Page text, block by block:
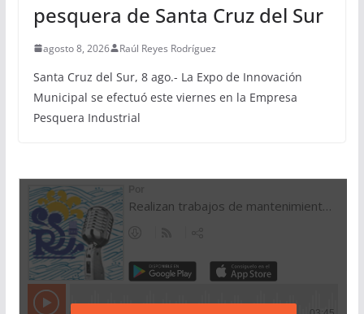
pesquera de Santa Cruz del Sur
agosto 8, 2026 Raúl Reyes Rodríguez
Santa Cruz del Sur, 8 ago.- La Expo de Innovación
Municipal se efectuó este viernes en la Empresa
Pesquera Industrial